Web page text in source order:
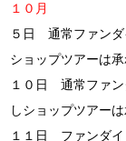
１０月
５日 通常ファンダ
ショップツアーは承
１０日 通常ファン
しショップツアーは
１１日 ファンダイ